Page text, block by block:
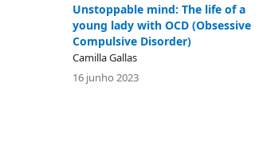
Unstoppable mind: The life of a
young lady with OCD (Obsessive
Compulsive Disorder)
Camilla Gallas
16 junho 2023